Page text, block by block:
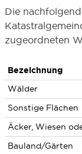
Die
zugeordneten
Bezeichnung
Wälder
Sonstige Flächen
Äcker, Wiesen
Bauland/Gärten